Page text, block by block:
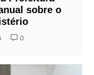
sobre o
0